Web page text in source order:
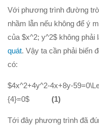
Với phương trình đường
nhầm lẫn nếu không để ý
của $x^2; y^2$ không phải
quát. Vậy ta cần phải biến
có:
$4x^2+4y^2-4x+8y-
{4}=0$ (1)
Tới đây phương trình đã